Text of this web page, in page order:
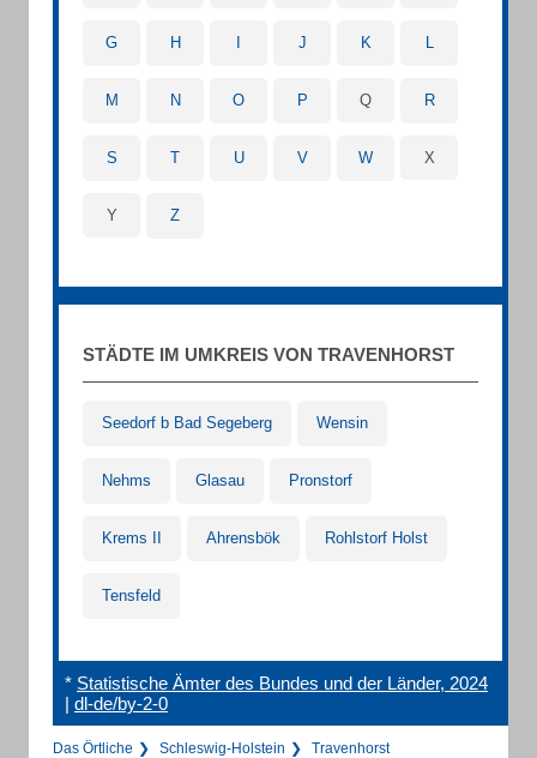
G H J K L
M N O P Q R
S T U V W X
Y Z
STÄDTE IM UMKREIS VON TRAVENHORST
Seedorf b Bad Segeberg Wensin
Nehms Glasau Pronstorf
Krems II Ahrensbök Rohlstorf Holst
Tensfeld
* Statistische Ämter des Bundes und der Länder, 2024
| dl-de/by-2-0
Das Örtliche Schleswig-Holstein Travenhorst